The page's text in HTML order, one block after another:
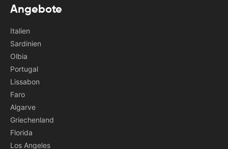
Angebote
Italien
Sardinien
Olbia
Portugal
Lissabon
Faro
Algarve
Griechenland
Florida
Los Angeles